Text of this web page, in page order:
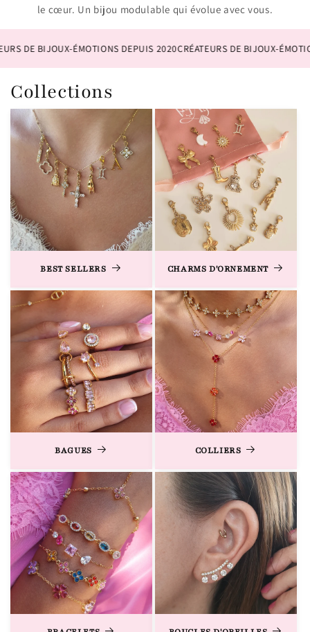
le cœur. Un bijou modulable qui évolue avec vous.
ÉMOTIONS DEPUIS 2020CRÉATEURS DE BIJOUX-ÉMOTIONS DEPUIS
Collections
BEST SELLERS CHARMS D'ORNEMENT
BAGUES COLLIERS